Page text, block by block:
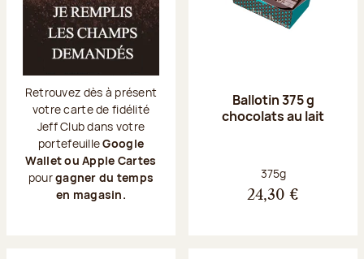
Retrouvez dès à présent
votre carte de fidélité
Jeff Club dans votre
portefeuilleGoogle
Wallet ou Apple Cartes
pourgagner du temps
en magasin.
Ballotin 375 g
chocolats au lait
Poids net :
375g
24,30 €